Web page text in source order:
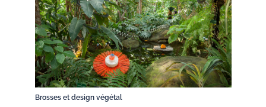
Brosses et design végétal